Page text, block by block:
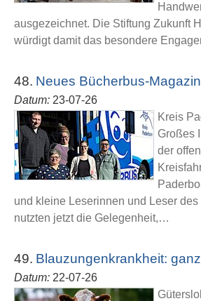
ausgezeichnet. Die Stiftung Zukunft
würdigt damit das besondere
48. Neues Bücherbus-
Datum: 23-07-26
Kreis
Großes
der
und kleine Leserinnen und Leser
nutzten jetzt die Gelegenheit,…
49. Blauzungenkrankheit:
Datum: 22-07-26